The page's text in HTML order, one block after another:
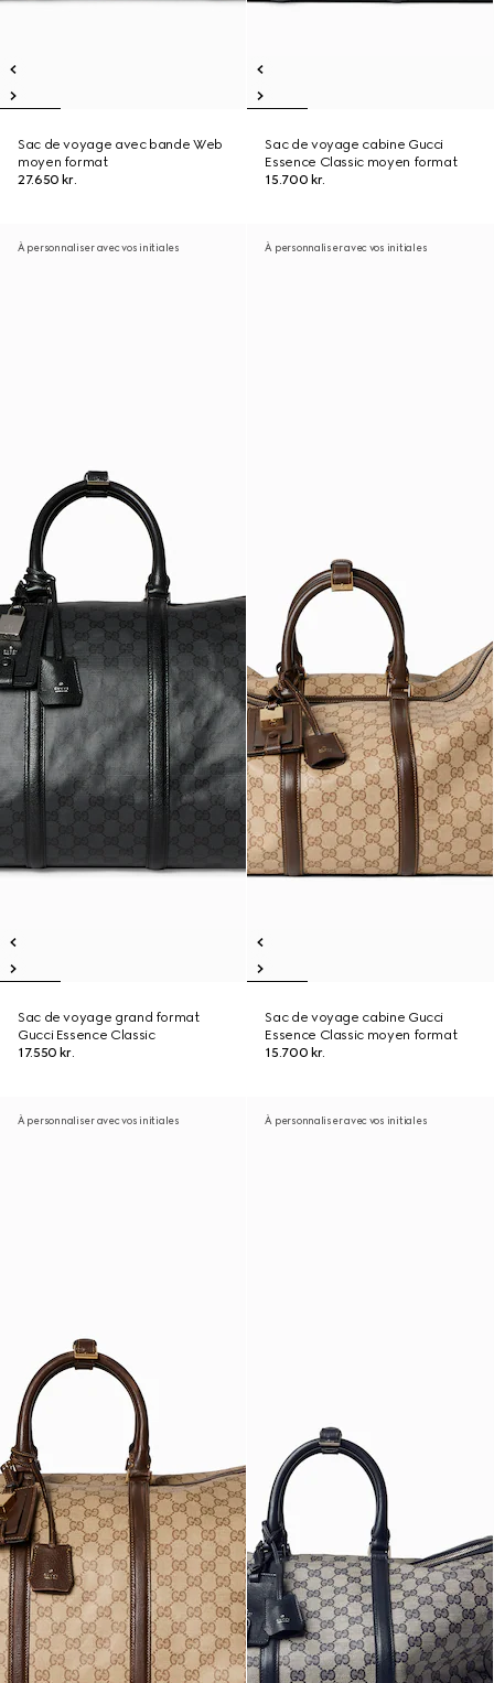
Sac de voyage avec bande Web
moyen format
27.650 kr.
Sac de voyage cabine Gucci
Essence Classic moyen format
15.700 kr.
À personnaliser avec vos initiales
Sac de voyage grand format
Gucci Essence Classic
17.550 kr.
À personnaliser avec vos initiales
Sac de voyage cabine Gucci
Essence Classic moyen format
15.700 kr.
À personnaliser avec vos initiales À personnaliser avec vos initiales